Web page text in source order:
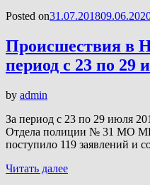
Posted on31.07.2018
Происшествия в
период с 23 по 29
by admin
За период с 23 по 29 июля
Отдела полиции № 31 МО
поступило 119 заявлений и
Читать далее